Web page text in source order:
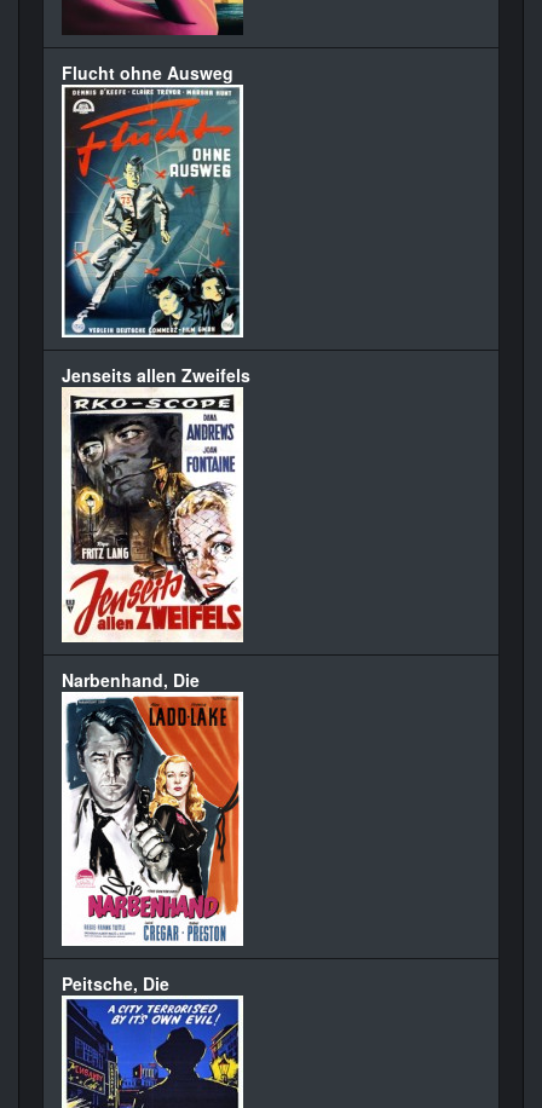
Flucht ohne Ausweg
Jenseits allen Zweifels
Narbenhand, Die
Peitsche, Die